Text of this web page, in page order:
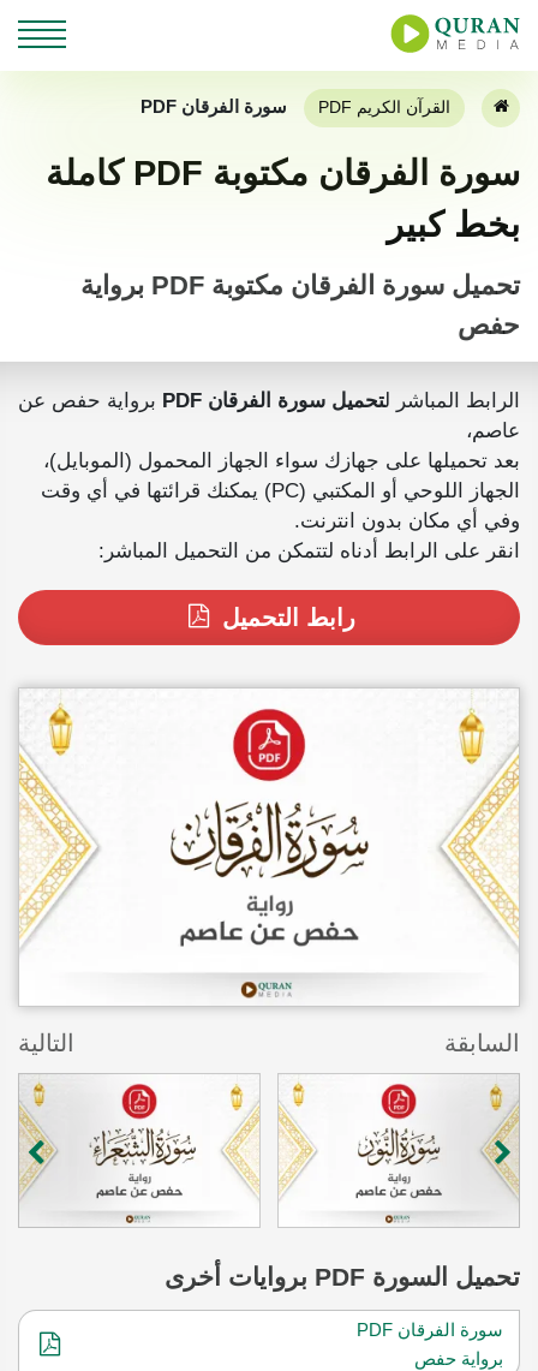
القرآن الكريم PDF سورة الفرقان PDF
سورة الفرقان مكتوبة PDF كاملة
بخط كبير
تحميل سورة الفرقان مكتوبة PDF برواية
حفص
الرابط المباشر لتحميل سورة الفرقان PDF
برواية حفص عن
عاصم،
بعد تحميلها على جهازك سواء الجهاز المحمول (الموبايل)،
الجهاز اللوحي أو المكتبي (PC) يمكنك قرائتها في أي وقت
وفي أي مكان بدون انترنت.
انقر على الرابط أدناه لتتمكن من التحميل المباشر:
رابط التحميل
السابقة التالية
تحميل السورة
سورة الفرقان PDF
برواية حفص